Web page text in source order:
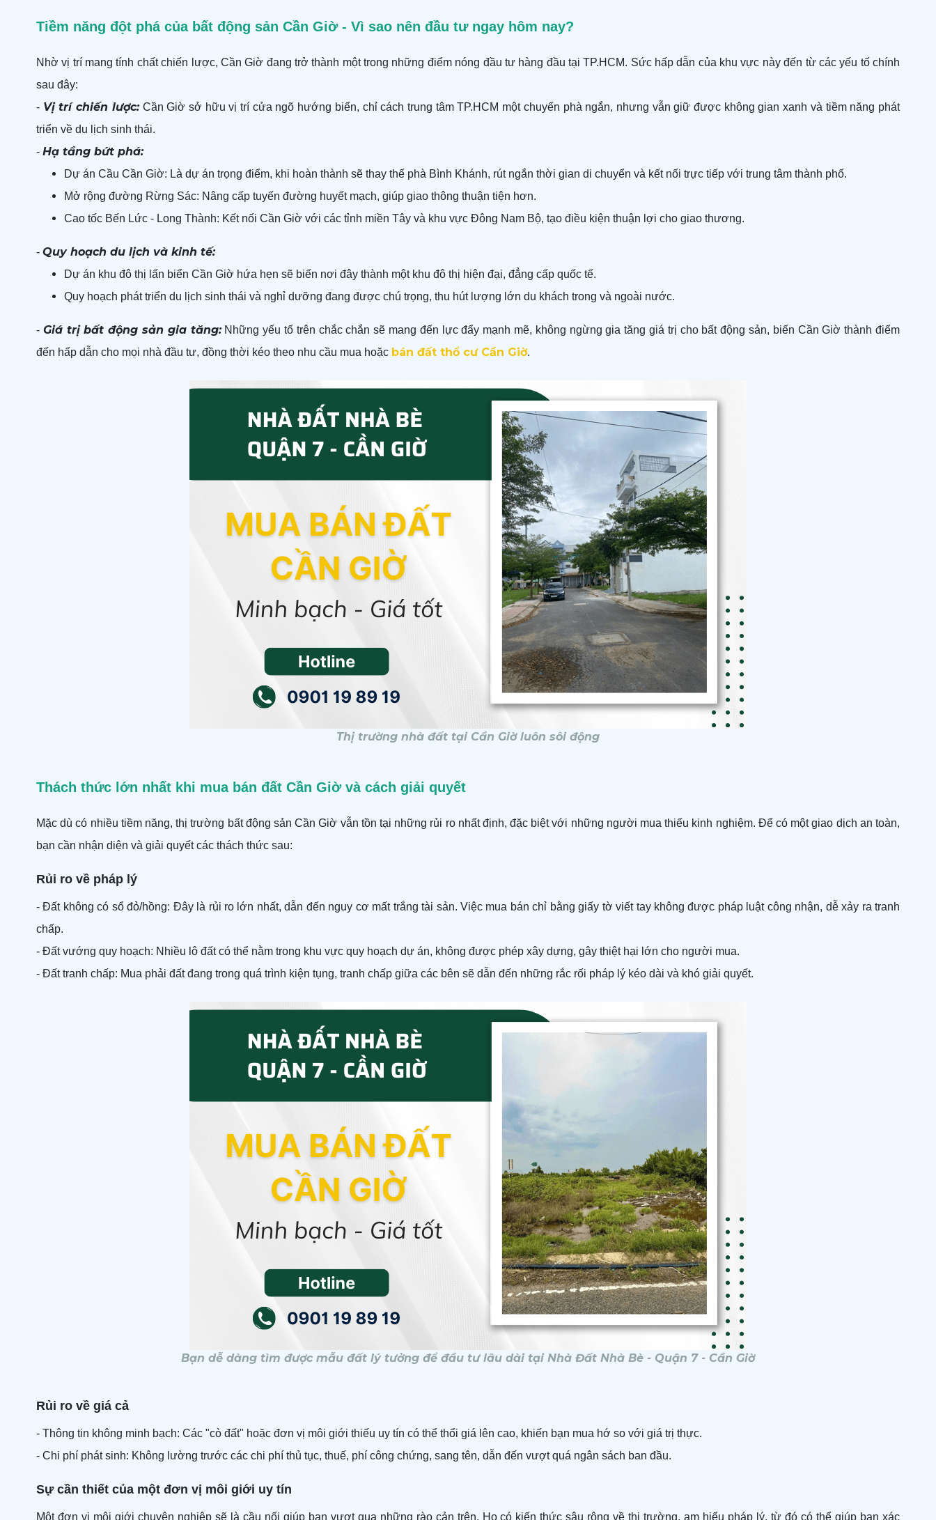
Tiềm năng đột phá của bất động sản Cần Giờ - Vì sao nên đầu tư ngay hôm nay?
Nhờ vị trí mang tính chất chiến lược, Cần Giờ đang trở thành một trong những điểm nóng đầu tư hàng đầu tại TP.HCM. Sức hấp dẫn của khu vực này đến từ các yếu tố chính
sau đây:
- Vị trí chiến lược:Cần Giờ sở hữu vị trí cửa ngõ hướng biển, chỉ cách trung tâm TP.HCM một chuyến phà ngắn, nhưng vẫn giữ được không gian xanh và tiềm năng phát
triển về du lịch sinh thái.
- Hạ tầng bứt phá:
Dự án Cầu Cần Giờ: Là dự án trọng điểm, khi hoàn thành sẽ thay thế phà Bình Khánh, rút ngắn thời gian di chuyển và kết nối trực tiếp với trung tâm thành phố.
Mở rộng đường Rừng Sác: Nâng cấp tuyến đường huyết mạch, giúp giao thông thuận tiện hơn.
Cao tốc Bến Lức - Long Thành: Kết nối Cần Giờ với các tỉnh miền Tây và khu vực Đông Nam Bộ, tạo điều kiện thuận lợi cho giao thương.
- Quy hoạch du lịch và kinh tế:
Dự án khu đô thị lấn biển Cần Giờ hứa hẹn sẽ biến nơi đây thành một khu đô thị hiện đại, đẳng cấp quốc tế.
Quy hoạch phát triển du lịch sinh thái và nghỉ dưỡng đang được chú trọng, thu hút lượng lớn du khách trong và ngoài nước.
- Giá trị bất động sản gia tăng:Những yếu tố trên chắc chắn sẽ mang đến lực đẩy mạnh mẽ, không ngừng gia tăng giá trị cho bất động sản, biến Cần Giờ thành điểm
đến hấp dẫn cho mọi nhà đầu tư, đồng thời kéo theo nhu cầu mua hoặc bán đất thổ cư Cần Giờ.
Thị trường nhà đất tại Cần Giờ luôn sôi động
Thách thức lớn nhất khi mua bán đất Cần Giờ và cách giải quyết
Mặc dù có nhiều tiềm năng, thị trường bất động sản Cần Giờ vẫn tồn tại những rủi ro nhất định, đặc biệt với những người mua thiếu kinh nghiệm. Để có một giao dịch an toàn,
bạn cần nhận diện và giải quyết các thách thức sau:
Rủi ro về pháp lý
- Đất không có sổ đỏ/hồng: Đây là rủi ro lớn nhất, dẫn đến nguy cơ mất trắng tài sản. Việc mua bán chỉ bằng giấy tờ viết tay không được pháp luật công nhận, dễ xảy ra tranh
chấp.
- Đất vướng quy hoạch: Nhiều lô đất có thể nằm trong khu vực quy hoạch dự án, không được phép xây dựng, gây thiệt hại lớn cho người mua.
- Đất tranh chấp: Mua phải đất đang trong quá trình kiện tụng, tranh chấp giữa các bên sẽ dẫn đến những rắc rối pháp lý kéo dài và khó giải quyết.
Bạn dễ dàng tìm được mẫu đất lý tưởng để đầu tư lâu dài tại Nhà Đất Nhà Bè - Quận 7 - Cần Giờ
Rủi ro về giá cả
- Thông tin không minh bạch: Các "cò đất" hoặc đơn vị môi giới thiếu uy tín có thể thổi giá lên cao, khiến bạn mua hớ so với giá trị thực.
- Chi phí phát sinh: Không lường trước các chi phí thủ tục, thuế, phí công chứng, sang tên, dẫn đến vượt quá ngân sách ban đầu.
Sự cần thiết của một đơn vị môi giới uy tín
Một đơn vị môi giới chuyên nghiệp sẽ là cầu nối giúp bạn vượt qua những rào cản trên. Họ có kiến thức sâu rộng về thị trường, am hiểu pháp lý, từ đó có thể giúp bạn xác